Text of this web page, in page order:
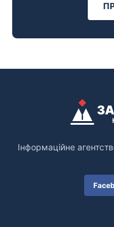
Інформаційне